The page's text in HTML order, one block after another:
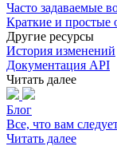
Часто задаваемые
Краткие и простые
Другие ресурсы
История изменений
Документация API
Читать далее
Блог
Все, что вам
Читать далее